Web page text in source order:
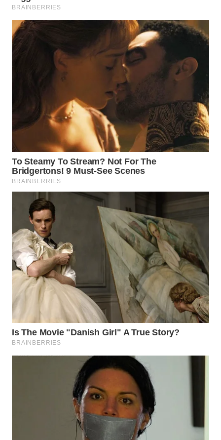
PADANG
SUMEDANG
WN
KEPULAUAN
WN
TANGERANG
BINJAI
WN
CIREBON
WN
INDRAMAYU
KUNINGAN
WN
MAJALENGKA